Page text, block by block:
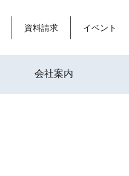
資料請求 イベント
会社案内